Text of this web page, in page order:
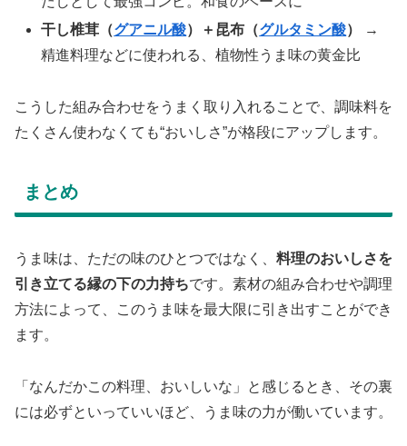
干し椎茸（グアニル酸）＋昆布（グルタミン酸）
→
精進料理などに使われる、植物性うま味の黄金比
こうした組み合わせをうまく取り入れることで、調味料を
たくさん使わなくても“おいしさ”が格段にアップします。
まとめ
うま味は、ただの味のひとつではなく、 料理のおいしさを
引き立てる縁の下の力持ちです。素材の組み合わせや調理
方法によって、このうま味を最大限に引き出すことができ
ます。
「なんだかこの料理、おいしいな」と感じるとき、その裏
には必ずといっていいほど、うま味の力が働いています。